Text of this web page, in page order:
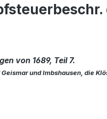
von 1689, Teil 7.
und Imbshausen, die